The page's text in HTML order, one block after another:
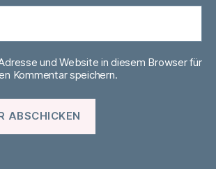
und Website in diesem Browser für
Kommentar speichern.